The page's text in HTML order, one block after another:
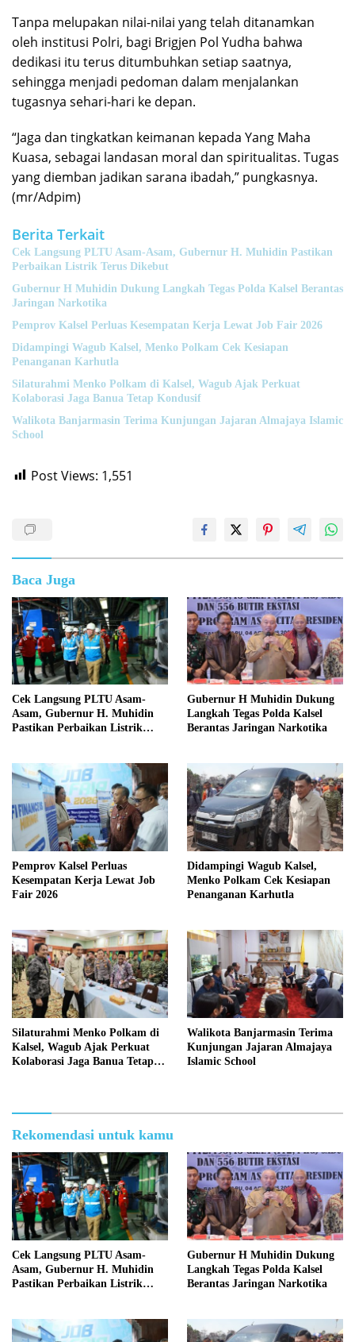
Tanpa melupakan nilai-nilai yang telah ditanamkan
oleh institusi Polri, bagi Brigjen Pol Yudha bahwa
dedikasi itu terus ditumbuhkan setiap saatnya,
sehingga menjadi pedoman dalam menjalankan
tugasnya sehari-hari ke depan.
“Jaga dan tingkatkan keimanan kepada Yang Maha
Kuasa, sebagai landasan moral dan spiritualitas. Tugas
yang diemban jadikan sarana ibadah,” pungkasnya.
(mr/Adpim)
Berita Terkait
Cek Langsung PLTU Asam-Asam, Gubernur H. Muhidin Pastikan
Perbaikan Listrik Terus Dikebut
Gubernur H Muhidin Dukung Langkah Tegas Polda Kalsel Berantas
Jaringan Narkotika
Pemprov Kalsel Perluas Kesempatan Kerja Lewat Job Fair 2026
Didampingi Wagub Kalsel, Menko Polkam Cek Kesiapan
Penanganan Karhutla
Silaturahmi Menko Polkam di Kalsel, Wagub Ajak Perkuat
Kolaborasi Jaga Banua Tetap Kondusif
Walikota Banjarmasin Terima Kunjungan Jajaran Almajaya Islamic
School
Post Views: 1,551
Baca Juga
Cek Langsung PLTU Asam-
Asam, Gubernur H. Muhidin
Pastikan Perbaikan Listrik
Gubernur H Muhidin Dukung
Langkah Tegas Polda Kalsel
Berantas Jaringan Narkotika
Pemprov Kalsel Perluas
Kesempatan Kerja Lewat Job
Fair 2026
Didampingi Wagub Kalsel,
Menko Polkam Cek Kesiapan
Penanganan Karhutla
Silaturahmi Menko Polkam di
Kalsel, Wagub Ajak Perkuat
Kolaborasi Jaga Banua Tetap
Walikota Banjarmasin Terima
Kunjungan Jajaran Almajaya
Islamic School
Rekomendasi untuk kamu
Cek Langsung PLTU Asam-
Asam, Gubernur H. Muhidin
Pastikan Perbaikan Listrik
Gubernur H Muhidin Dukung
Langkah Tegas Polda Kalsel
Berantas Jaringan Narkotika